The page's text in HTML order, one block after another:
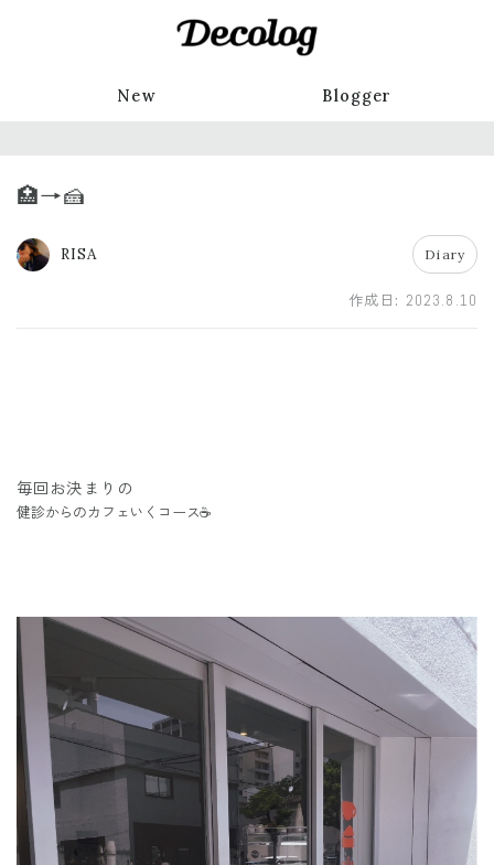
New Blogger
🏥→🍰
RISA Diary
作成日: 2023.8.10
毎回お決まりの
健診からのカフェいくコース☕️